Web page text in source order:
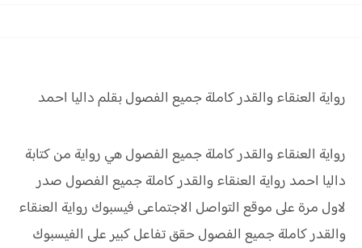
رواية العنقاء والقدر كاملة جميع الفصول بقلم داليا احمد
رواية العنقاء والقدر كاملة جميع الفصول هي رواية من كتابة
داليا احمد رواية العنقاء والقدر كاملة جميع الفصول صدر
لاول مرة على موقع التواصل الاجتماعى فيسبوك رواية العنقاء
والقدر كاملة جميع الفصولحققتفاعل كبير على الفيسبوك